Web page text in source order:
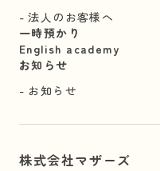
法人のお客様へ
一時預かり
English academy
お知らせ
お知らせ
株式会社マザーズ